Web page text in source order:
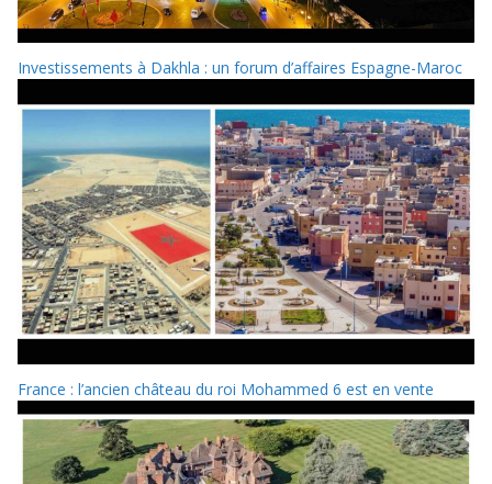
Investissements à Dakhla : un forum d’affaires Espagne-Maroc
France : l’ancien château du roi Mohammed 6 est en vente